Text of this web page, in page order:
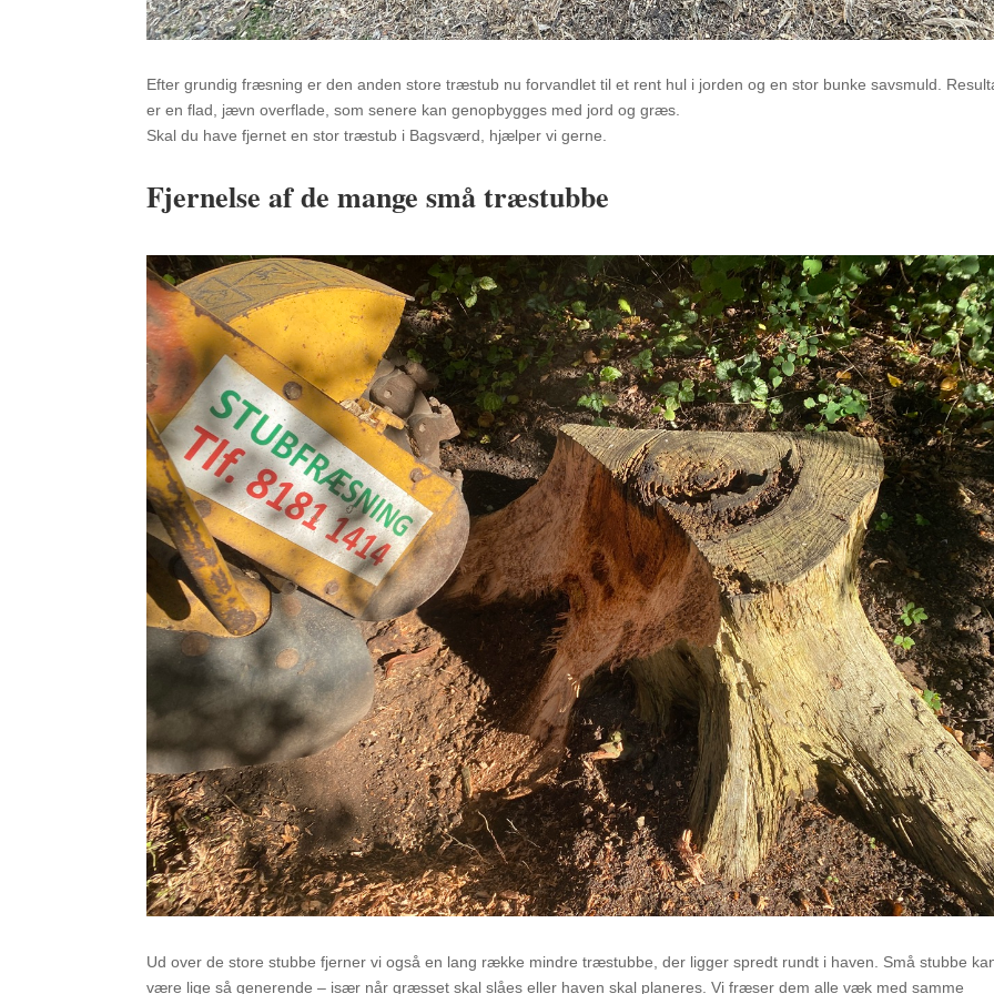
Efter grundig fræsning er den anden store træstub nu forvandlet til et rent hul i jorden og en stor bunke savsmuld.
er en flad, jævn overflade, som senere kan genopbygges med jord og græs.
Skal du have fjernet en stor træstub i Bagsværd, hjælper vi gerne.
Fjernelse af de mange små træstubbe
Ud over de store stubbe fjerner vi også en lang række mindre træstubbe, der ligger spredt rundt i haven. Små stubbe
være lige så generende – især når græsset skal slåes eller haven skal planeres. Vi fræser dem alle væk med samme